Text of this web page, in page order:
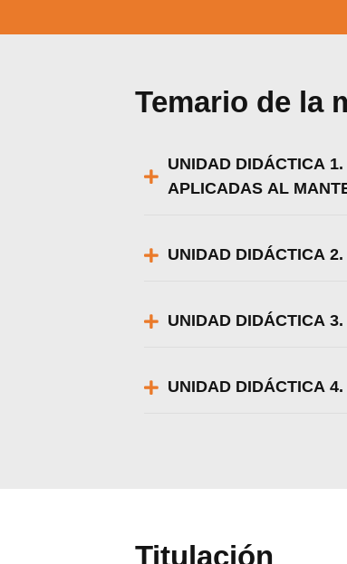
Temario de la
UNIDAD DIDÁCTICA
APLICADAS AL
UNIDAD DIDÁCTICA
UNIDAD DIDÁCTICA
UNIDAD DIDÁCTICA
Titulación